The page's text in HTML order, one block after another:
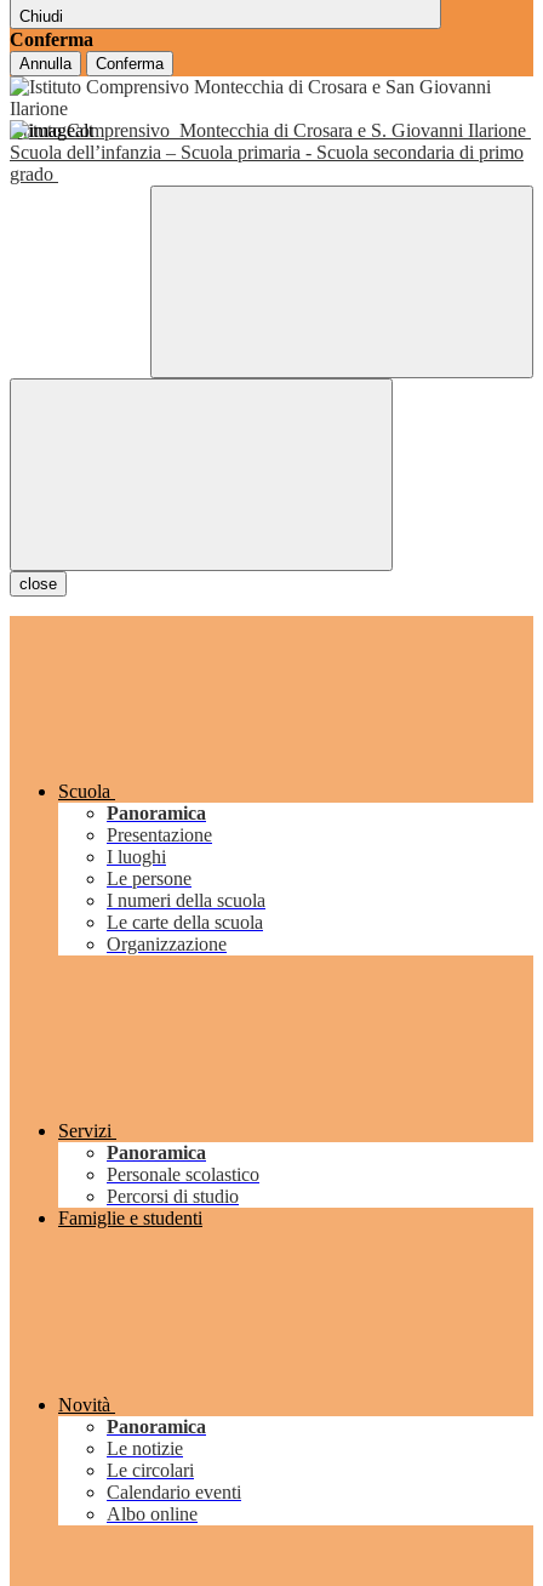
Chiudi
Conferma
Annulla Conferma
Istituto Comprensivo Montecchia di Crosara e S. Giovanni Ilarione
Scuola dell’infanzia – Scuola primaria - Scuola secondaria di primo
grado
close
Scuola
Panoramica
Presentazione
I luoghi
Le persone
I numeri della scuola
Le carte della scuola
Organizzazione
Servizi
Panoramica
Personale scolastico
Percorsi di studio
Famiglie e studenti
Novità
Panoramica
Le notizie
Le circolari
Calendario eventi
Albo online